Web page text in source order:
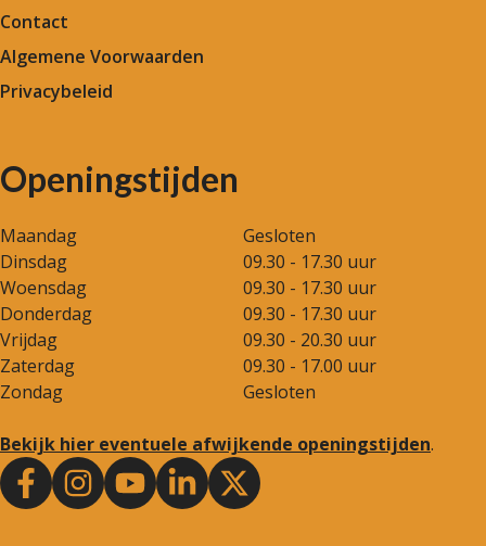
Contact
Algemene Voorwaarden
Privacybeleid
Openingstijden
Maandag
Gesloten
Dinsdag
09.30 - 17.30 uur
Woensdag
09.30 - 17.30 uur
Donderdag
09.30 - 17.30 uur
Vrijdag
09.30 - 20.30 uur
Zaterdag
09.30 - 17.00 uur
Zondag
Gesloten
Bekijk hier eventuele afwijkende openingstijden.